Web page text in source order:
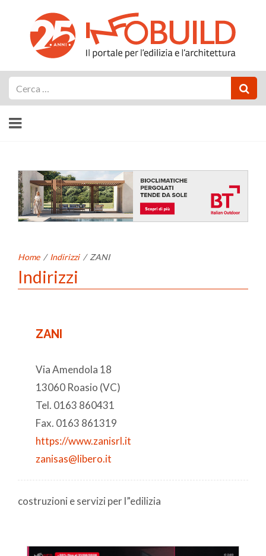
Home / Indirizzi / ZANI
Indirizzi
ZANI
Via Amendola 18
13060 Roasio (VC)
Tel. 0163 860431
Fax. 0163 861319
https://www.zanisrl.it
zanisas@libero.it
costruzioni e servizi per l”edilizia